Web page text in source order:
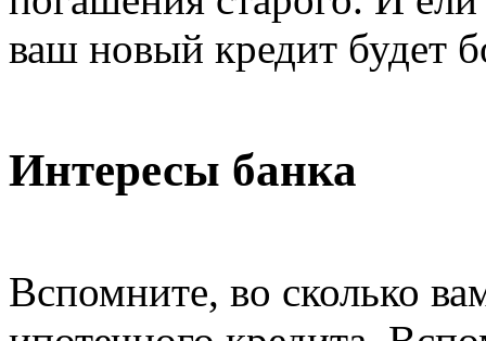
ваш новый кредит будет
Интересы банка
Вспомните, во сколько